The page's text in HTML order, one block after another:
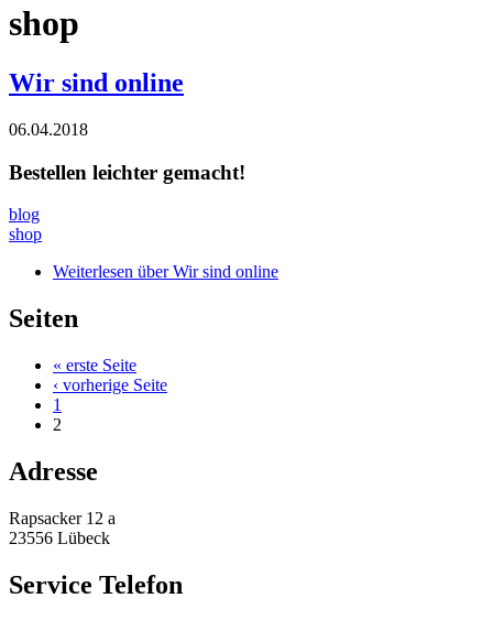
shop
Wir sind online
06.04.2018
Bestellen leichter gemacht!
blog
shop
Weiterlesen über Wir sind online
Seiten
« erste Seite
‹ vorherige Seite
1
2
Adresse
Rapsacker 12 a
23556 Lübeck
Service Telefon